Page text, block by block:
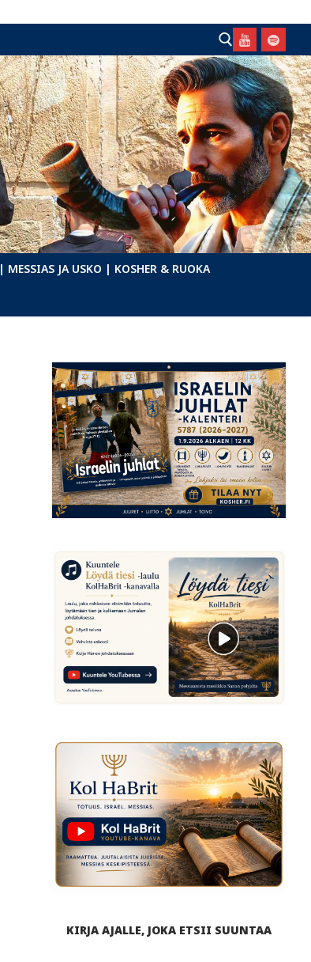
Hae:
| MESSIAS JA USKO | KOSHER & RUOKA
KIRJA AJALLE, JOKA ETSII SUUNTAA